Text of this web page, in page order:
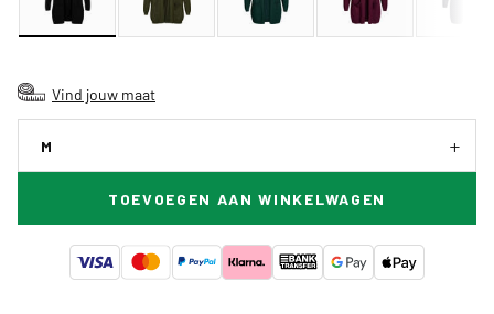
Vind jouw maat
M
TOEVOEGEN AAN WINKELWAGEN